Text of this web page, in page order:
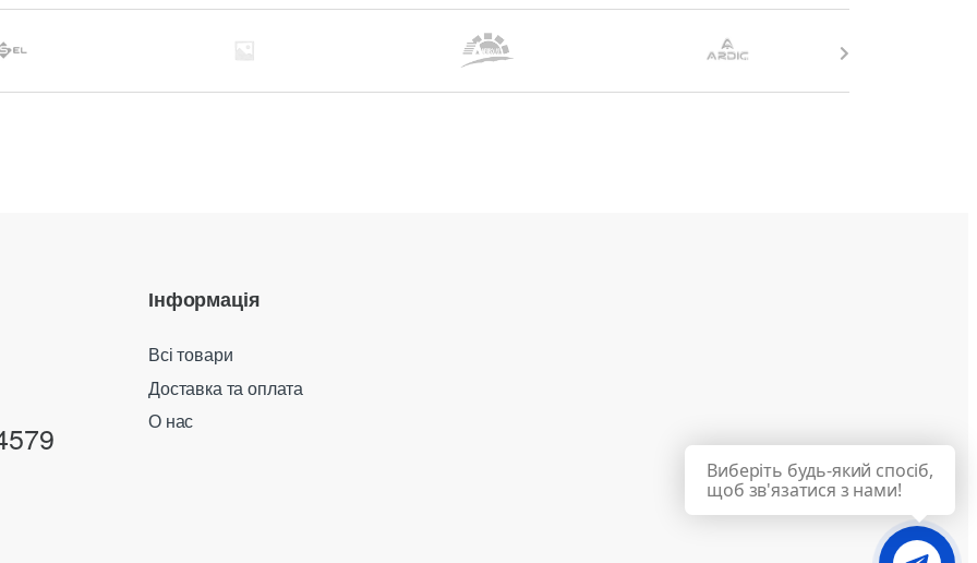
Інформація
Всі товари
Доставка та оплата
О нас
Виберіть будь-який спосіб,
щоб зв'язатися з нами!